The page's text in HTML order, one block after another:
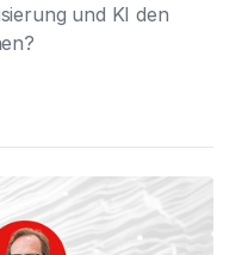
und KI den